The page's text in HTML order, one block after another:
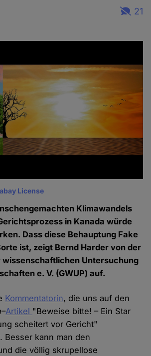
21
License
Klimawandels
in Kanada würde
Dass diese Behauptung Fake
ist, zeigt Bernd Harder von der
wissenschaftlichen Untersuchung
e. V. (GWUP) auf.
Kommentatorin, die uns auf den
–Artikel "Beweise bitte! – Ein Star
scheitert vor Gericht"
Besser kann man den
die völlig skrupellose